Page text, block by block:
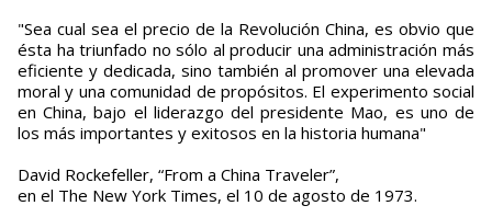
"Sea cual sea el precio de la Revolución China, es obvio que
ésta ha triunfado no sólo al producir una administración más
eficiente y dedicada, sino también al promover una elevada
moral y una comunidad de propósitos. El experimento social
en China, bajo el liderazgo del presidente Mao, es uno de
los más importantes y exitosos en la historia humana"
David Rockefeller, “From a China Traveler”,
en el The New York Times, el 10 de agosto de 1973.